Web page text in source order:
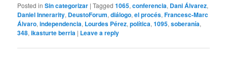
Posted in Sin categorizar |Tagged 1065,conferencia, Dani Álvarez,
Daniel Innerarity, DeustoForum,diálogo,el procés,Francesc-Marc
Álvaro,independencia, Lourdes Pérez,política,1095,soberanía,
348,ikasturte berria | Leave a reply